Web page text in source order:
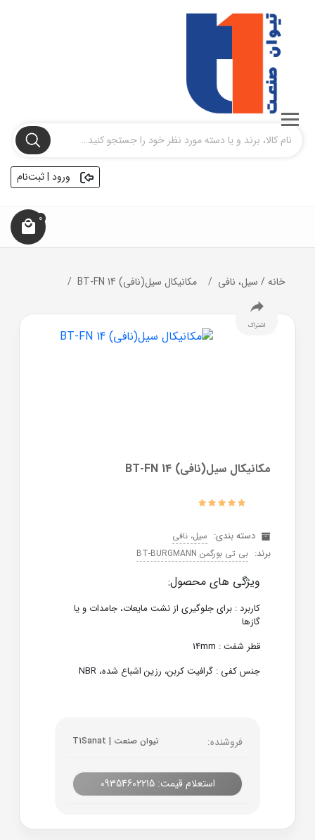
ورود | ثبت‌نام
0
خانه/ سیل، نافی مکانیکال سیل(نافی) BT-FN 14
اشتراک
مکانیکال سیل(نافی) BT-FN 14
دسته بندی: سیل، نافی
برند: بی تی بورگمن BT-BURGMANN
ویژگی های محصول:
کاربرد : برای جلوگیری از نشت مایعات، جامدات و یا
گازها
قطر شفت : 14mm
جنس کفی : گرافیت کربن، رزین اشباع شده، NBR
فروشنده: تیوان صنعت | T1Sanat
استعلام قیمت: 09354602215